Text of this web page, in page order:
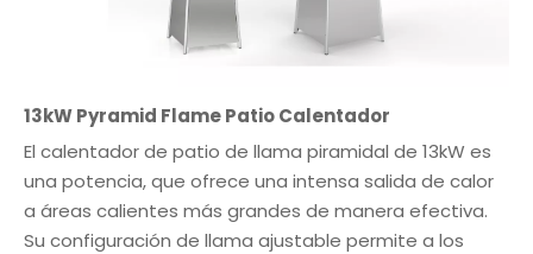
13kW Pyramid Flame Patio Calentador
El calentador de patio de llama piramidal de 13kW es
una potencia, que ofrece una intensa salida de calor
a áreas calientes más grandes de manera efectiva.
Su configuración de llama ajustable permite a los